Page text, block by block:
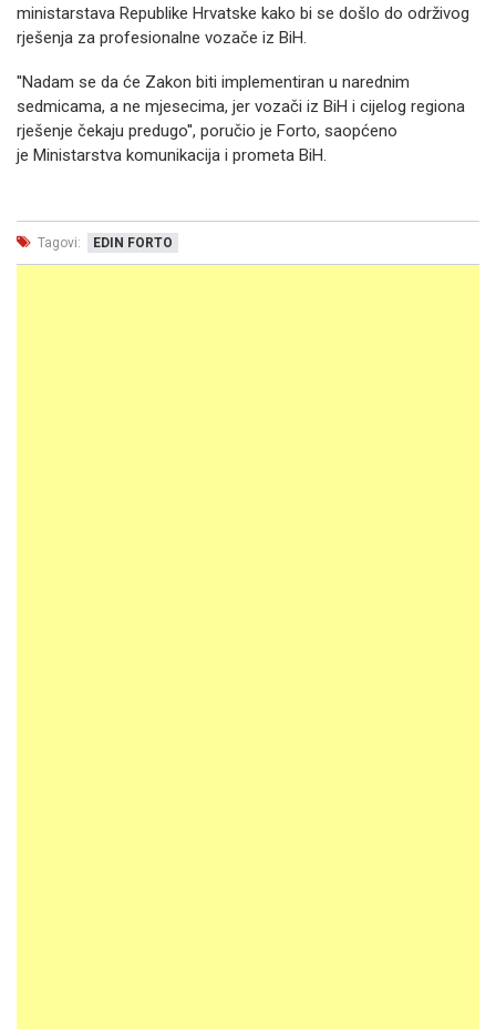
ministarstava Republike Hrvatske kako bi se došlo do održivog
rješenja za profesionalne vozače iz BiH.
''Nadam se da će Zakon biti implementiran u narednim
sedmicama, a ne mjesecima, jer vozači iz BiH i cijelog regiona
rješenje čekaju predugo'', poručio je Forto, saopćeno
je Ministarstva komunikacija i prometa BiH.
Tagovi: EDIN FORTO